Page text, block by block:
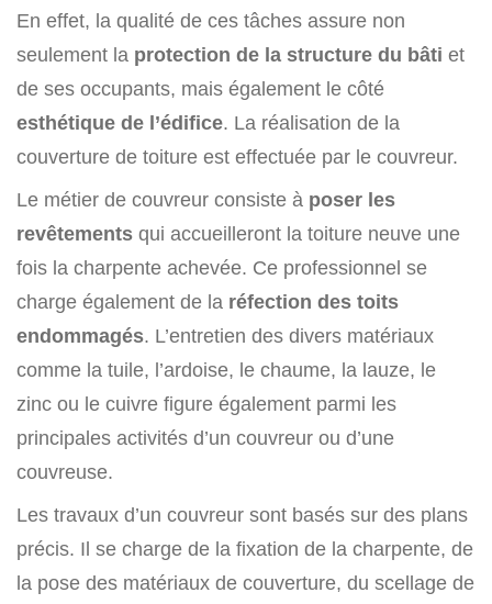
En effet, la qualité de ces tâches assure non
seulement la protection de la structure du bâti et
de ses occupants, mais également le côté
esthétique de l’édifice. La réalisation de la
couverture de toiture est effectuée par le couvreur.
Le métier de couvreur consiste à poser les
revêtements qui accueilleront la toiture neuve une
fois la charpente achevée. Ce professionnel se
charge également de la réfection des toits
endommagés. L’entretien des divers matériaux
comme la tuile, l’ardoise, le chaume, la lauze, le
zinc ou le cuivre figure également parmi les
principales activités d’un couvreur ou d’une
couvreuse.
Les travaux d’un couvreur sont basés sur des plans
précis. Il se charge de la fixation de la charpente, de
la pose des matériaux de couverture, du scellage de